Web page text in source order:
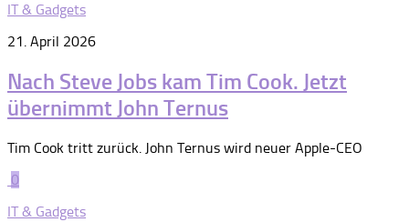
IT & Gadgets
21. April 2026
Nach Steve Jobs kam Tim Cook. Jetzt
übernimmt John Ternus
Tim Cook tritt zurück. John Ternus wird neuer Apple-CEO
0
IT & Gadgets